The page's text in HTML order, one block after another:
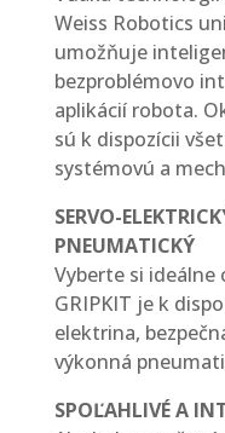
Weiss Robotics
umožňuje
bezproblémovo
aplikácií robota.
sú k dispozícii
systémovú a
SERVO-
PNEUMATICKÝ
Vyberte si ideálne
GRIPKIT je k
elektrina,
výkonná
SPOĽAHLIVÉ A